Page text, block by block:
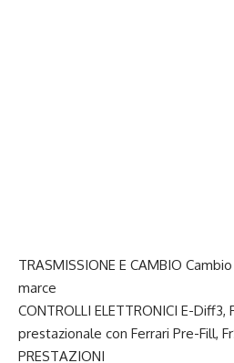
TRASMISSIONE E CAMBIO
marce
CONTROLLI ELETTRONICI E-Diff3,
prestazionale con Ferrari Pre-Fill,
PRESTAZIONI